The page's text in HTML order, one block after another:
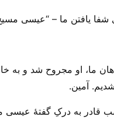
شفا یافتن ما – “عیسی
ما، او مجروح شد و
آمین.
قادر به درکِ گفتهٔ عیسی